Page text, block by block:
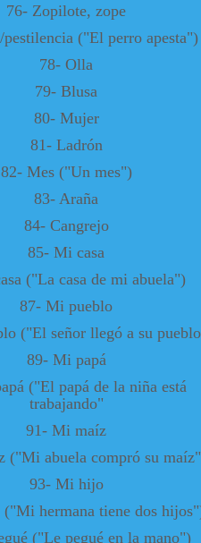
76- Zopilote, zope
("El perro apesta")
78- Olla
79- Blusa
80- Mujer
81- Ladrón
82- Mes ("Un mes")
83- Araña
84- Cangrejo
85- Mi casa
("La casa de mi abuela")
87- Mi pueblo
("El señor llegó a su
89- Mi papá
("El papá de la niña está
trabajando"
91- Mi maíz
("Mi abuela compró su
93- Mi hijo
hermana tiene dos
("Le pegué en la mano")